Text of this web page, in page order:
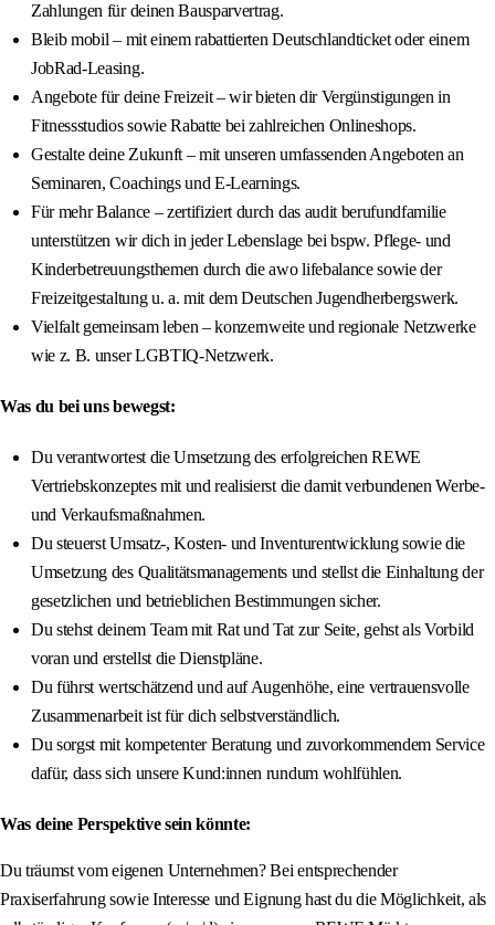
Zahlungen für deinen Bausparvertrag.
Bleib mobil – mit einem rabattierten Deutschlandticket oder einem
JobRad-Leasing.
Angebote für deine Freizeit – wir bieten dir Vergünstigungen in
Fitnessstudios sowie Rabatte bei zahlreichen Onlineshops.
Gestalte deine Zukunft – mit unseren umfassenden Angeboten an
Seminaren, Coachings und E-Learnings.
Für mehr Balance – zertifiziert durch das audit berufundfamilie
unterstützen wir dich in jeder Lebenslage bei bspw. Pflege- und
Kinderbetreuungsthemen durch die awo lifebalance sowie der
Freizeitgestaltung u. a. mit dem Deutschen Jugendherbergswerk.
Vielfalt gemeinsam leben – konzernweite und regionale Netzwerke
wie z. B. unser LGBTIQ-Netzwerk.
Was du bei uns bewegst:
Du verantwortest die Umsetzung des erfolgreichen REWE
Vertriebskonzeptes mit und realisierst die damit verbundenen Werbe-
und Verkaufsmaßnahmen.
Du steuerst Umsatz-, Kosten- und Inventurentwicklung sowie die
Umsetzung des Qualitätsmanagements und stellst die Einhaltung der
gesetzlichen und betrieblichen Bestimmungen sicher.
Du stehst deinem Team mit Rat und Tat zur Seite, gehst als Vorbild
voran und erstellst die Dienstpläne.
Du führst wertschätzend und auf Augenhöhe, eine vertrauensvolle
Zusammenarbeit ist für dich selbstverständlich.
Du sorgst mit kompetenter Beratung und zuvorkommendem Service
dafür, dass sich unsere Kund:innen rundum wohlfühlen.
Was deine Perspektive sein könnte:
Du träumst vom eigenen Unternehmen? Bei entsprechender
Praxiserfahrung sowie Interesse und Eignung hast du die Möglichkeit, als